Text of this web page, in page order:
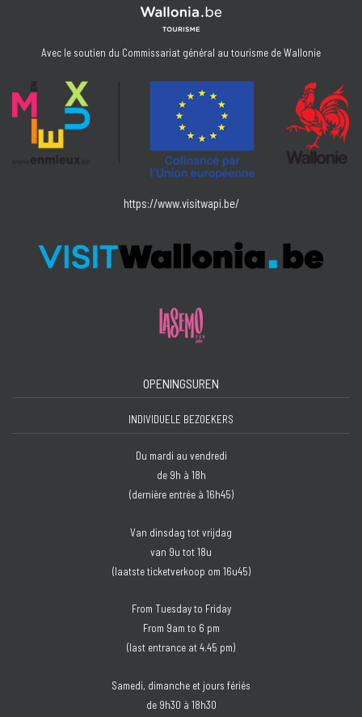
Avec le soutien du Commissariat général au tourisme de Wallonie
https://www.visitwapi.be/
OPENINGSUREN
INDIVIDUELE BEZOEKERS
Du mardi au vendredi
de 9h à 18h
(dernière entrée à 16h45)
Van dinsdag tot vrijdag
van 9u tot 18u
(laatste ticketverkoop om 16u45)
From Tuesday to Friday
From 9am to 6 pm
(last entrance at 4.45 pm)
Samedi, dimanche et jours fériés
de 9h30 à 18h30